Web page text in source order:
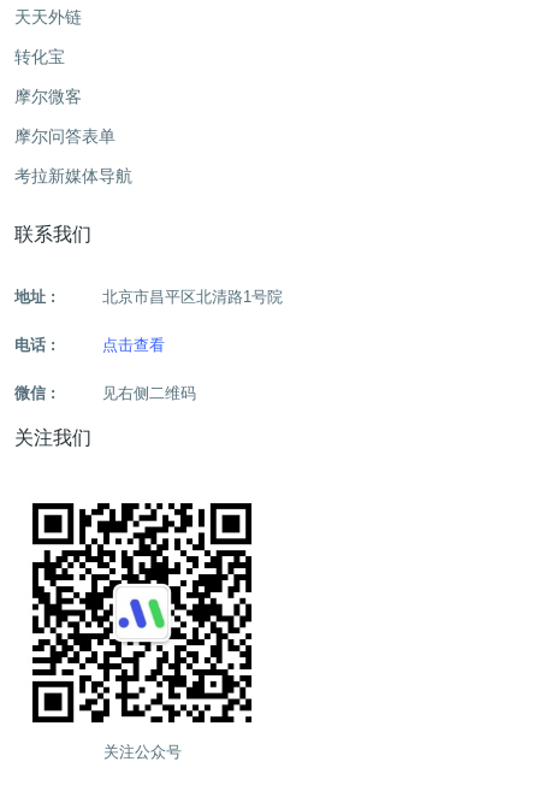
天天外链
转化宝
摩尔微客
摩尔问答表单
考拉新媒体导航
联系我们
地址 : 北京市昌平区北清路1号院
电话 : 点击查看
微信 : 见右侧二维码
关注我们
关注公众号